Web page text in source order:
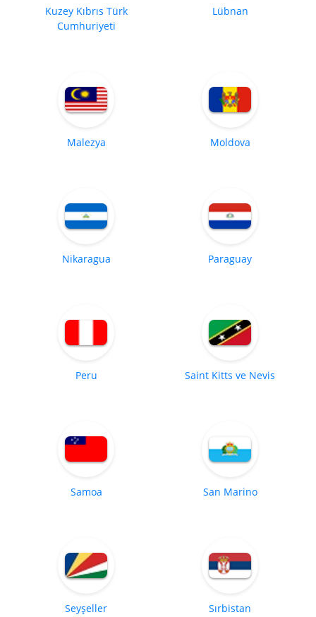
Kuzey Kıbrıs Türk
Cumhuriyeti
Lübnan
Malezya Moldova
Nikaragua Paraguay
Peru Saint Kitts ve Nevis
Samoa San Marino
Seyşeller Sırbistan